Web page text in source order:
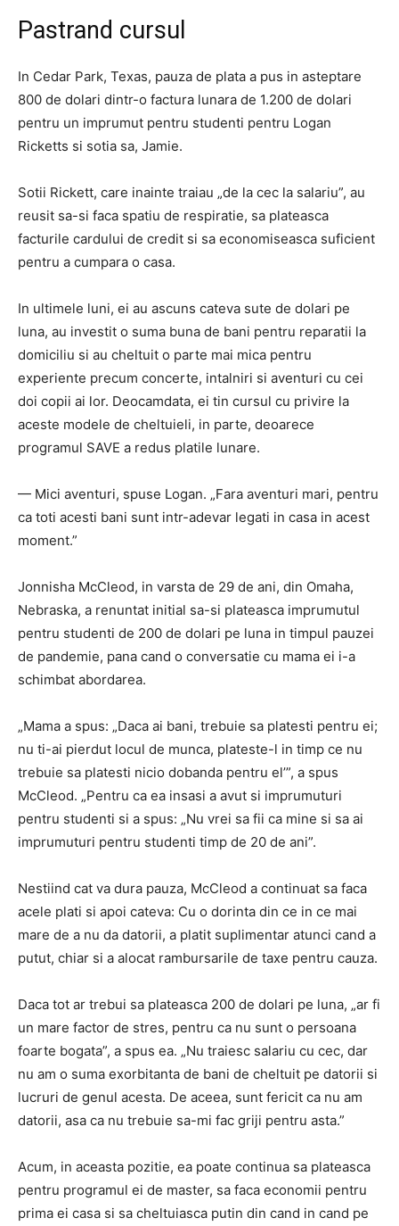
Pastrand cursul
In Cedar Park, Texas, pauza de plata a pus in asteptare
800 de dolari dintr-o factura lunara de 1.200 de dolari
pentru un imprumut pentru studenti pentru Logan
Ricketts si sotia sa, Jamie.
Sotii Rickett, care inainte traiau „de la cec la salariu”, au
reusit sa-si faca spatiu de respiratie, sa plateasca
facturile cardului de credit si sa economiseasca suficient
pentru a cumpara o casa.
In ultimele luni, ei au ascuns cateva sute de dolari pe
luna, au investit o suma buna de bani pentru reparatii la
domiciliu si au cheltuit o parte mai mica pentru
experiente precum concerte, intalniri si aventuri cu cei
doi copii ai lor. Deocamdata, ei tin cursul cu privire la
aceste modele de cheltuieli, in parte, deoarece
programul SAVE a redus platile lunare.
— Mici aventuri, spuse Logan. „Fara aventuri mari, pentru
ca toti acesti bani sunt intr-adevar legati in casa in acest
moment.”
Jonnisha McCleod, in varsta de 29 de ani, din Omaha,
Nebraska, a renuntat initial sa-si plateasca imprumutul
pentru studenti de 200 de dolari pe luna in timpul pauzei
de pandemie, pana cand o conversatie cu mama ei i-a
schimbat abordarea.
„Mama a spus: „Daca ai bani, trebuie sa platesti pentru ei;
nu ti-ai pierdut locul de munca, plateste-l in timp ce nu
trebuie sa platesti nicio dobanda pentru el’”, a spus
McCleod. „Pentru ca ea insasi a avut si imprumuturi
pentru studenti si a spus: „Nu vrei sa fii ca mine si sa ai
imprumuturi pentru studenti timp de 20 de ani”.
Nestiind cat va dura pauza, McCleod a continuat sa faca
acele plati si apoi cateva: Cu o dorinta din ce in ce mai
mare de a nu da datorii, a platit suplimentar atunci cand a
putut, chiar si a alocat rambursarile de taxe pentru cauza.
Daca tot ar trebui sa plateasca 200 de dolari pe luna, „ar fi
un mare factor de stres, pentru ca nu sunt o persoana
foarte bogata”, a spus ea. „Nu traiesc salariu cu cec, dar
nu am o suma exorbitanta de bani de cheltuit pe datorii si
lucruri de genul acesta. De aceea, sunt fericit ca nu am
datorii, asa ca nu trebuie sa-mi fac griji pentru asta.”
Acum, in aceasta pozitie, ea poate continua sa plateasca
pentru programul ei de master, sa faca economii pentru
prima ei casa si sa cheltuiasca putin din cand in cand pe